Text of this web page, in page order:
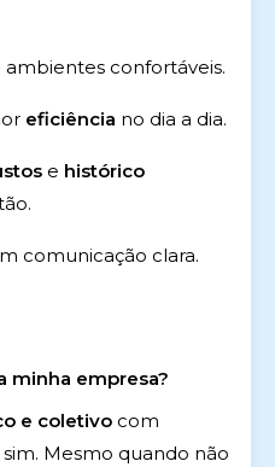
ambientes confortáveis.
eficiência no dia a dia.
e histórico
comunicação clara.
minha empresa?
e coletivo com
Mesmo quando não